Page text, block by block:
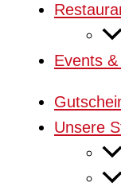
Events
Unsere